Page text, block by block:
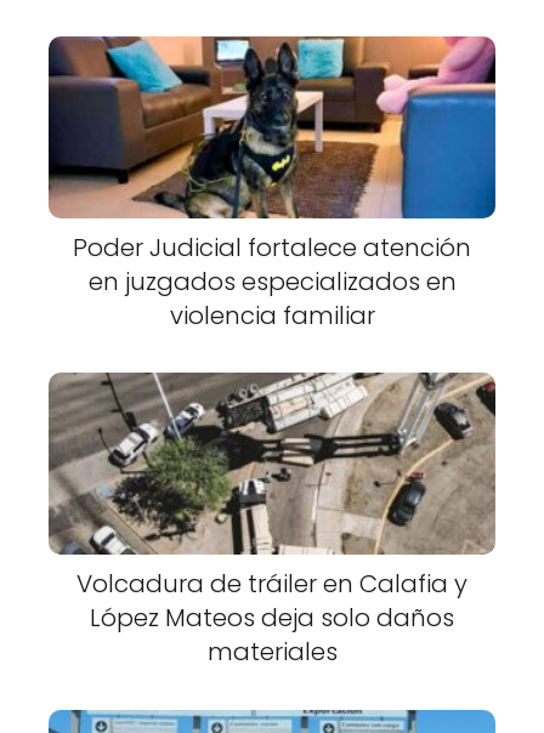
Poder Judicial fortalece atención
en juzgados especializados en
violencia familiar
Volcadura de tráiler en Calafia y
López Mateos deja solo daños
materiales